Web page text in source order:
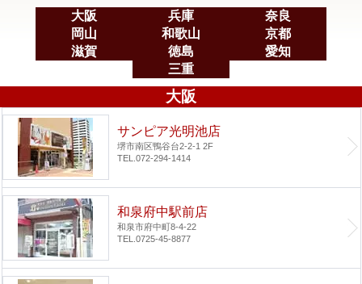
大阪 兵庫
奈良
岡山
和歌山
京都
滋賀
徳島
愛知
三重
大阪
サンピア光明池店
堺市南区鴨谷台2-2-1 2F
TEL.072-294-1414
和泉府中駅前店
和泉市府中町8-4-22
TEL.0725-45-8877